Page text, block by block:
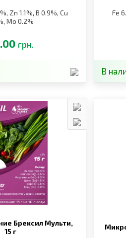
Zn 1.1%, B 0.9%, Cu
Mo 0.2%
грн.
Fe
В
Брексил Мульти,
15 г